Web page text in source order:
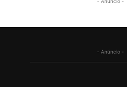
- Anúncio -